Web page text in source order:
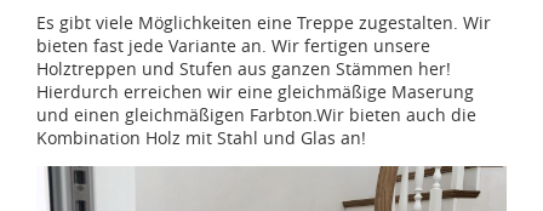
Es gibt viele Möglichkeiten eine Treppe zugestalten. Wir
bieten fast jede Variante an. Wir fertigen unsere
Holztreppen und Stufen aus ganzen Stämmen her!
Hierdurch erreichen wir eine gleichmäßige Maserung
und einen gleichmäßigen Farbton.Wir bieten auch die
Kombination Holz mit Stahl und Glas an!